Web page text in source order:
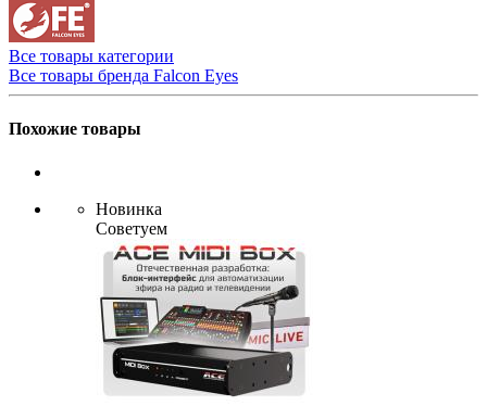
Все товары категории
Все товары бренда Falcon Eyes
Похожие товары
Новинка
Советуем